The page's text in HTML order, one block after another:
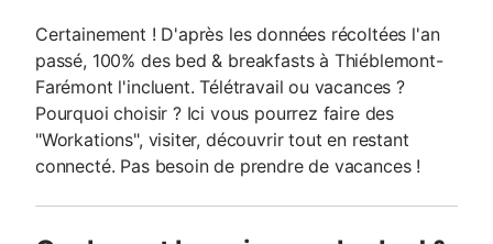
Certainement ! D'après les données récoltées l'an
passé, 100% des bed & breakfasts à Thiéblemont-
Farémont l'incluent. Télétravail ou vacances ?
Pourquoi choisir ? Ici vous pourrez faire des
"Workations", visiter, découvrir tout en restant
connecté. Pas besoin de prendre de vacances !